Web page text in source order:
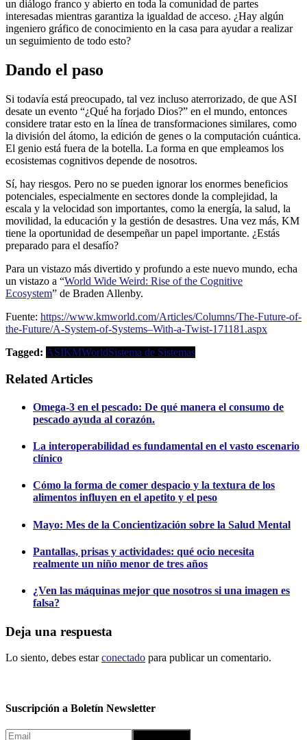
un diálogo franco y abierto en toda la comunidad de partes
interesadas mientras garantiza la igualdad de acceso. ¿Hay algún
ingeniero gráfico de conocimiento en la casa para ayudar a realizar
un seguimiento de todo esto?
Dando el paso
Si todavía está preocupado, tal vez incluso aterrorizado, de que ASI
desate un evento “¿Qué ha forjado Dios?” en el mundo, entonces
considere tratar esto en la línea de transformaciones similares, como
la división del átomo, la edición de genes o la computación cuántica.
El genio está fuera de la botella. La forma en que empleamos los
ecosistemas cognitivos depende de nosotros.
Sí, hay riesgos. Pero no se pueden ignorar los enormes beneficios
potenciales, especialmente en sectores donde la complejidad, la
escala y la velocidad son importantes, como la energía, la salud, la
movilidad, la educación y la gestión de desastres. Una vez más, KM
tiene la oportunidad de desempeñar un papel importante. ¿Estás
preparado para el desafío?
Para un vistazo más divertido y profundo a este nuevo mundo, echa
un vistazo a “World Wide Weird: Rise of the Cognitive
Ecosystem” de Braden Allenby.
Fuente: https://www.kmworld.com/Articles/Columns/The-Future-of-
the-Future/A-System-of-Systems–With-a-Twist-171181.aspx
Tagged: ASIKMWorldSistema de Sistemas
Related Articles
Omega-3 en el pescado: De qué manera el consumo de
pescado ayuda al corazón.
La interoperabilidad es fundamental en el vasto escenario
clínico
Cómo la forma de comer despacio y la textura de los
alimentos influyen en el apetito y el peso
Mayo: Mes de la Concientización sobre la Salud Mental
Pantallas, prisas y actividades: qué ocio necesita
realmente un niño menor de tres años
¿Ven las máquinas mejor que nosotros si una imagen es
falsa?
Deja una respuesta
Lo siento, debes estarconectado para publicar un comentario.
Suscripción a Boletín Newsletter